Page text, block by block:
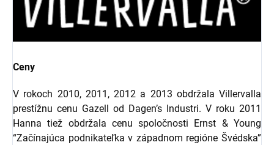
Ceny
V rokoch 2010, 2011, 2012 a 2013 obdržala Villervalla
prestížnu cenu Gazell od Dagen’s Industri. V roku 2011
Hanna tiež obdržala cenu spoločnosti Ernst & Young
“Začínajúca podnikateľka v západnom regióne Švédska”